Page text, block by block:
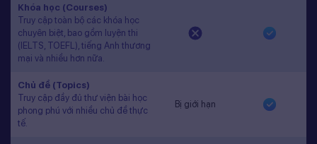
Khóa học (Courses)
Truy cập toàn bộ các khóa học
chuyên biệt, bao gồm luyện thi
(IELTS, TOEFL), tiếng Anh thương
mại và nhiều hơn nữa.
Chủ đề (Topics)
Truy cập đầy đủ thư viện bài học
phong phú với nhiều chủ đề thực
tế.
Bị giới hạn